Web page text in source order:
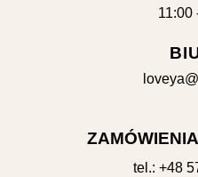
11:00
tel.: +48